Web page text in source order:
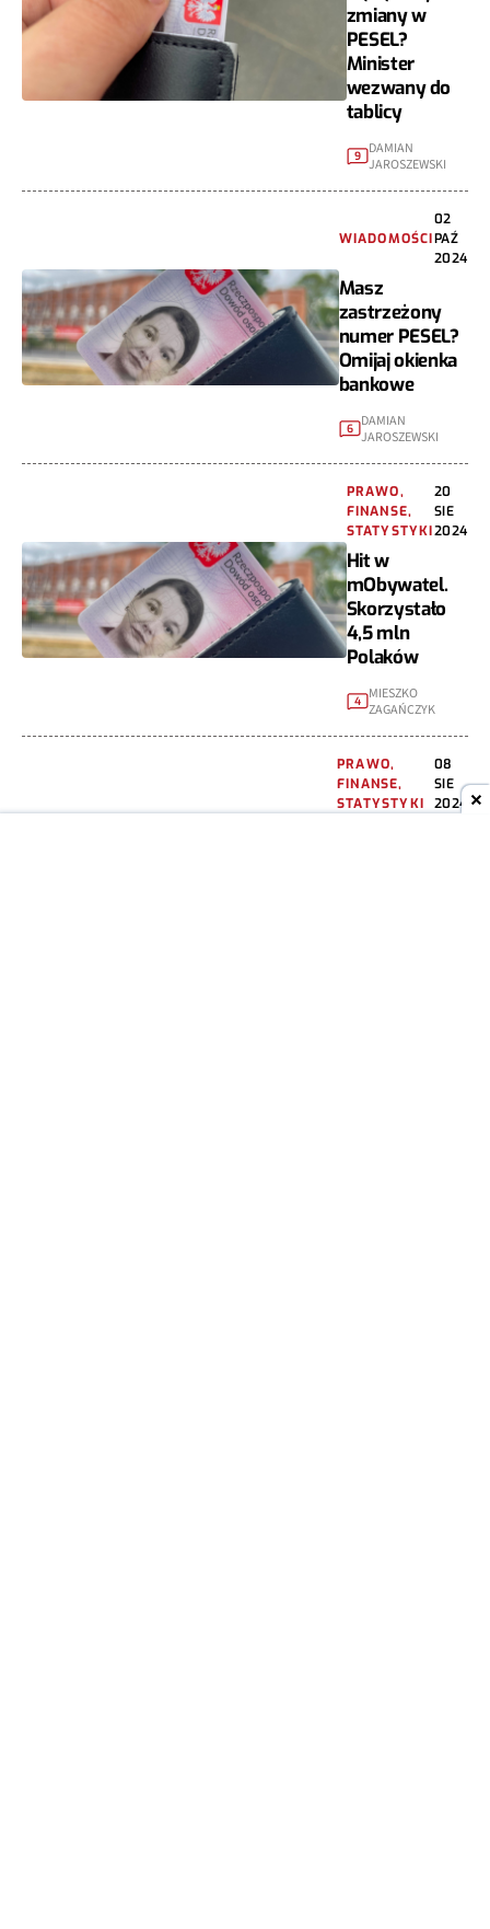
zmiany w
PESEL?
Minister
wezwany do
tablicy
9 DAMIAN
JAROSZEWSKI
WIADOMOŚCI
02
PAŹ
2024
Masz
zastrzeżony
numer PESEL?
Omijaj okienka
bankowe
6 DAMIAN
JAROSZEWSKI
PRAWO,
FINANSE,
STATYSTYKI
20
SIE
2024
Hit w
mObywatel.
Skorzystało
4,5 mln
Polaków
4 MIESZKO
ZAGAŃCZYK
PRAWO,
FINANSE,
STATYSTYKI
08
SIE
2024